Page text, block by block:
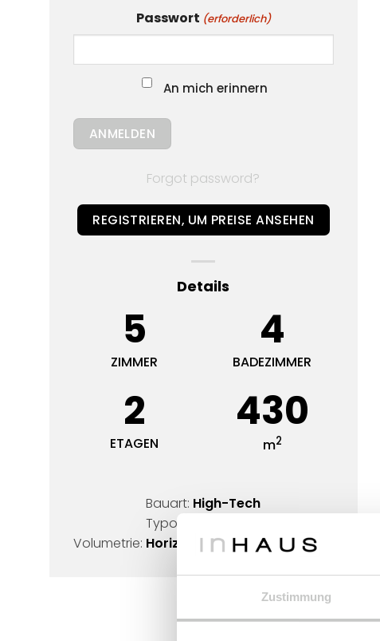
Zustimmung
Passwort (erforderlich)
An mich erinnern
Forgot password?
REGISTRIEREN, UM PREISE ANSEHEN
Details
5
ZIMMER
4
BADEZIMMER
2
ETAGEN
430
m2
Bauart: High-Tech
Typologie:
Volumetrie: Horizontale Liniengestaltung